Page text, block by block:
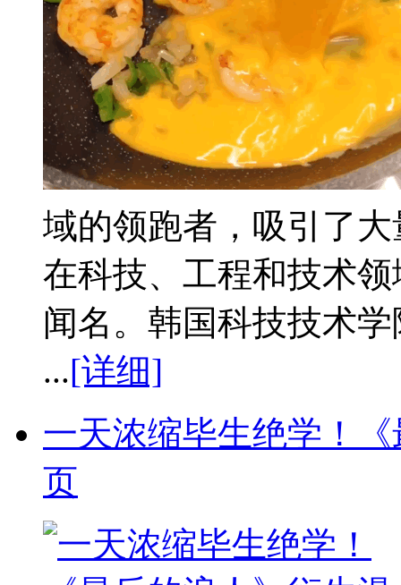
域的领跑者，吸引了
在科技、工程和技术
闻名。韩国科技技术学
...[详细]
一天浓缩毕生绝学！
页